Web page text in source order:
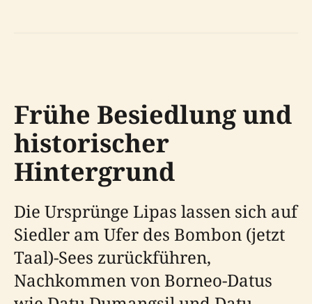
Frühe Besiedlung und
historischer
Hintergrund
Die Ursprünge Lipas lassen sich auf
Siedler am Ufer des Bombon (jetzt
Taal)-Sees zurückführen,
Nachkommen von Borneo-Datus